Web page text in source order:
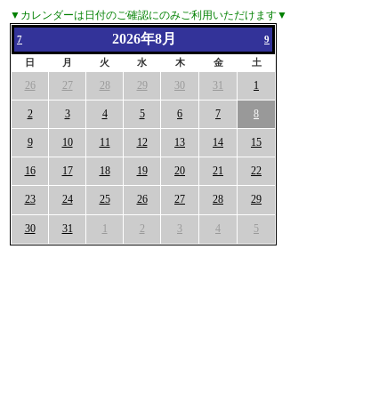
▼カレンダーは日付のご確認にのみご利用いただけます▼
7 2026年8月 9
日 月 火 水 木 金 土
26 27 28 29 30 31 1
2 3 4 5 6 7 8
9 10 11 12 13 14 15
16 17 18 19 20 21 22
23 24 25 26 27 28 29
30 31 1 2 3 4 5